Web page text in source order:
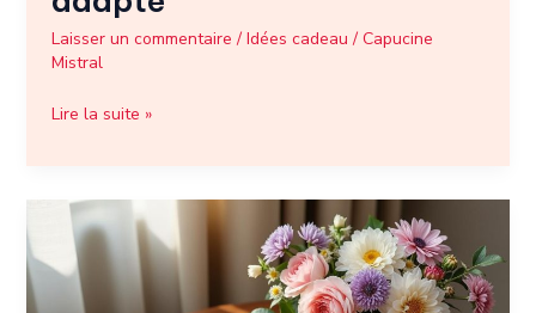
Laisser un commentaire / Idées cadeau / Capucine
Mistral
Lire la suite »
Idée
cadeau
femme